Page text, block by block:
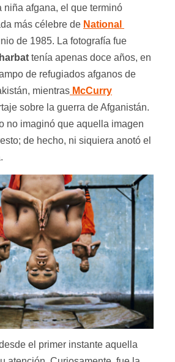
niña afgana, el que terminó
más célebre de National
de 1985. La fotografía fue
tenía apenas doce años, en
de refugiados afganos de
mientras McCurry
sobre la guerra de Afganistán.
no imaginó que aquella imagen
de hecho, ni siquiera anotó el
el primer instante aquella